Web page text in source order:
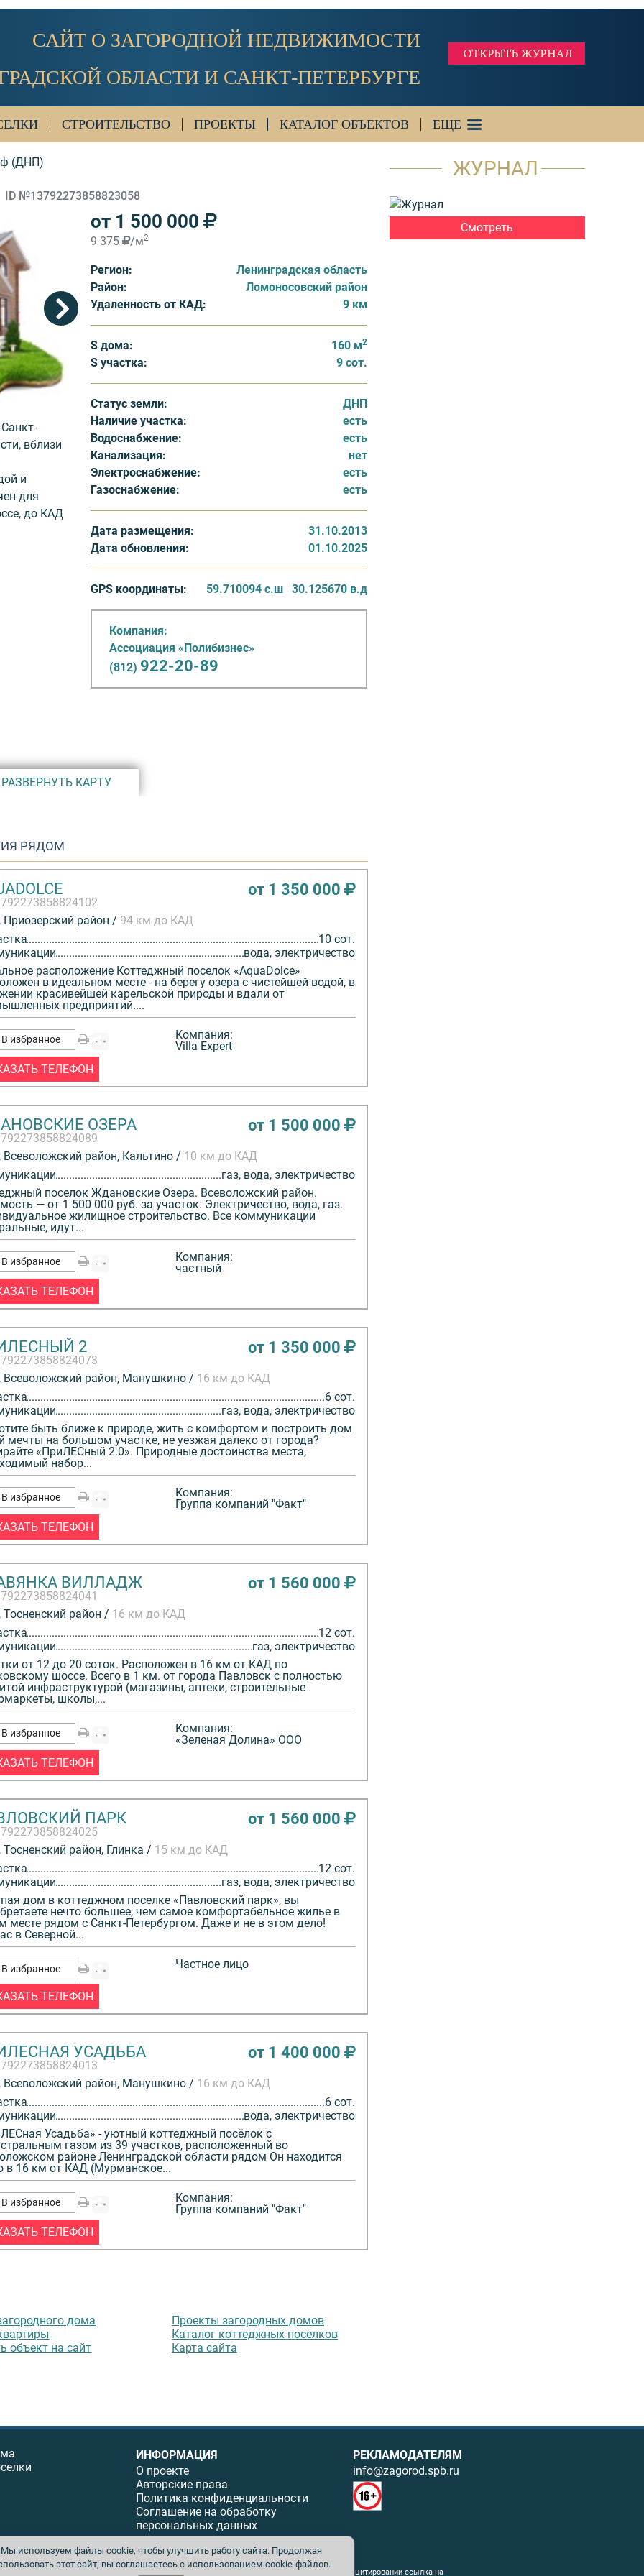
САЙТ О ЗАГОРОДНОЙ НЕДВИЖИМОСТИ
ОБЛАСТИ И САНКТ-ПЕТЕРБУРГЕ
СТРОИТЕЛЬСТВО ПРОЕКТЫ КАТАЛОГ ОБЪЕКТОВ ЕЩЕ
(ДНП)
ID №13792273858823058
вблизи
и
для
до КАД
от 1 500 000
9 375 /м2
Регион:
Ленинградская область
Район:
Ломоносовский район
Удаленность от КАД:
9 км
S дома: 160 м2
S участка: 9 сот.
Статус земли:
ДНП
Наличие участка:
есть
Водоснабжение:
есть
Канализация:
нет
Электроснабжение:
есть
Газоснабжение:
есть
Дата размещения:
31.10.2013
Дата обновления:
01.10.2025
GPS координаты: 59.710094 с.ш 30.125670 в.д
Компания:
Ассоциация «Полибизнес»
(812) 922-20-89
РАЗВЕРНУТЬ КАРТУ
РЯДОМ
от 1 350 000
район / 94 км до КАД
10 сот.
вода, электричество
расположение Коттеджный поселок «AquaDolce»
в идеальном месте - на берегу озера с чистейшей водой, в
красивейшей карельской природы и вдали от
предприятий....
В избранное
Компания:
Villa Expert
ТЕЛЕФОН
ОЗЕРА от 1 500 000
район, Кальтино / 10 км до КАД
газ, вода, электричество
поселок Ждановские Озера. Всеволожский район.
— от 1 500 000 руб. за участок. Электричество, вода, газ.
жилищное строительство. Все коммуникации
идут...
В избранное
Компания:
частный
ТЕЛЕФОН
2 от 1 350 000
район, Манушкино / 16 км до КАД
6 сот.
газ, вода, электричество
быть ближе к природе, жить с комфортом и построить дом
мечты на большом участке, не уезжая далеко от города?
«ПриЛЕСный 2.0». Природные достоинства места,
набор...
В избранное
Компания:
Группа компаний "Факт"
ТЕЛЕФОН
ВИЛЛАДЖ от 1 560 000
район / 16 км до КАД
12 сот.
газ, электричество
от 12 до 20 соток. Расположен в 16 км от КАД по
шоссе. Всего в 1 км. от города Павловск с полностью
инфраструктурой (магазины, аптеки, строительные
школы,...
В избранное
Компания:
«Зеленая Долина» ООО
ТЕЛЕФОН
ПАРК от 1 560 000
район, Глинка / 15 км до КАД
12 сот.
газ, вода, электричество
дом в коттеджном поселке «Павловский парк», вы
нечто большее, чем самое комфортабельное жилье в
месте рядом с Санкт-Петербургом. Даже и не в этом дело!
в Северной...
В избранное Частное лицо
ТЕЛЕФОН
УСАДЬБА от 1 400 000
район, Манушкино / 16 км до КАД
6 сот.
вода, электричество
Усадьба» - уютный коттеджный посёлок с
газом из 39 участков, расположенный во
районе Ленинградской области рядом Он находится
в 16 км от КАД (Мурманское...
В избранное
Компания:
Группа компаний "Факт"
ТЕЛЕФОН
дома
объект на сайт
Проекты загородных домов
Каталог коттеджных поселков
Карта сайта
ЖУРНАЛ
Смотреть
ИНФОРМАЦИЯ
О проекте
Авторские права
Политика конфиденциальности
Соглашение на обработку
персональных данных
РЕКЛАМОДАТЕЛЯМ
info@zagorod.spb.ru
материалов данного сайта возможна только с письменного разрешения. При цитировании ссылка на
Мы используем файлы cookie, чтобы улучшить работу сайта. Продолжая
этот сайт, вы соглашаетесь с использованием cookie-файлов.